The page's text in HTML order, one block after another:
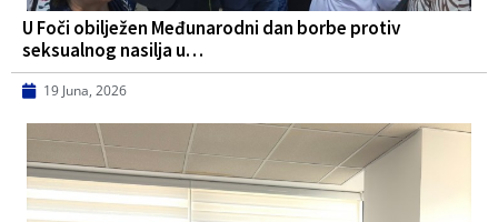
U Foči obilježen Međunarodni dan borbe protiv
seksualnog nasilja u…
19 Juna, 2026